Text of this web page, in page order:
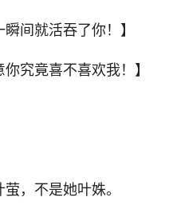
间就活吞了你！】
究竟喜不喜欢我！】
，不是她叶姝。